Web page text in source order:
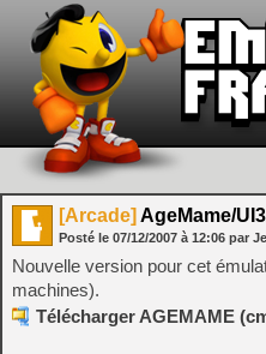
[Arcade] AgeMame/
Posté le 07/12/2007 à 12:06 par
Nouvelle version pour cet
machines).
Télécharger AGEMAME